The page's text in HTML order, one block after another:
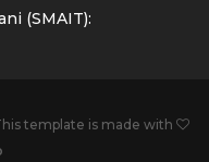
(SMAIT):
template is made with